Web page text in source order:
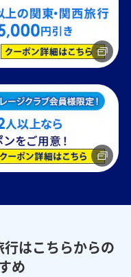
はこちらからの
め